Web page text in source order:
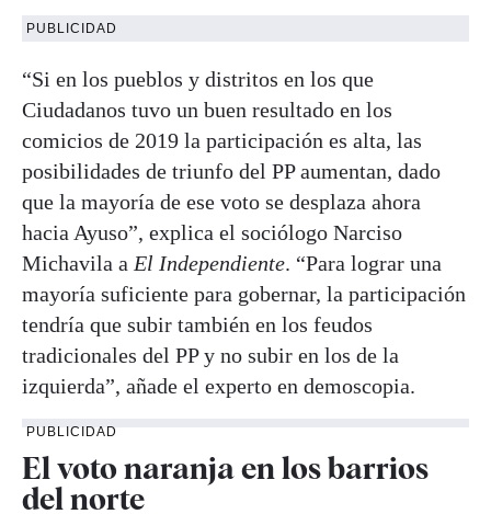
PUBLICIDAD
“Si en los pueblos y distritos en los que
Ciudadanos tuvo un buen resultado en los
comicios de 2019 la participación es alta, las
posibilidades de triunfo del PP aumentan, dado
que la mayoría de ese voto se desplaza ahora
hacia Ayuso”, explica el sociólogo Narciso
Michavila a El Independiente. “Para lograr una
mayoría suficiente para gobernar, la participación
tendría que subir también en los feudos
tradicionales del PP y no subir en los de la
izquierda”, añade el experto en demoscopia.
PUBLICIDAD
El voto naranja en los barrios
del norte